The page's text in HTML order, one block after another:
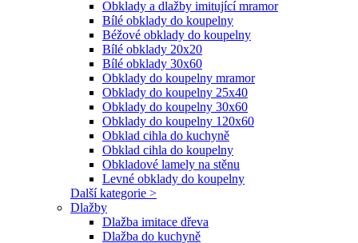
Obklady a dlažby imitující mramor
Bílé obklady do koupelny
Béžové obklady do koupelny
Bílé obklady 20x20
Bílé obklady 30x60
Obklady do koupelny mramor
Obklady do koupelny 25x40
Obklady do koupelny 30x60
Obklady do koupelny 120x60
Obklad cihla do kuchyně
Obklad cihla do koupelny
Obkladové lamely na stěnu
Levné obklady do koupelny
Další kategorie >
Dlažby
Dlažba imitace dřeva
Dlažba do kuchyně